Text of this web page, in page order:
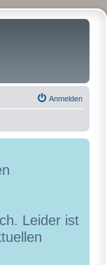
Anmelden
Leider ist